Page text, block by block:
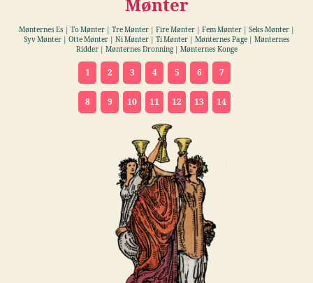
Mønter
Mønternes Es | To Mønter | Tre Mønter | Fire Mønter | Fem Mønter | Seks Mønter |
Syv Mønter | Otte Mønter | Ni Mønter | Ti Mønter | Mønternes Page | Mønternes
Ridder | Mønternes Dronning | Mønternes Konge
1 2 3 4 5 6 7
8 9 10 11 12 13 14